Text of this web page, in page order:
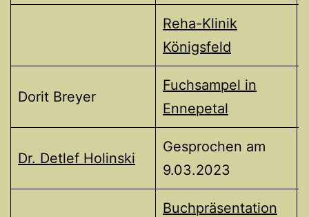
Reha-Klinik
Königsfeld
Dorit Breyer
Fuchsampel in
Ennepetal
Dr. Detlef Holinski
Gesprochen am
9.03.2023
Buchpräsentation